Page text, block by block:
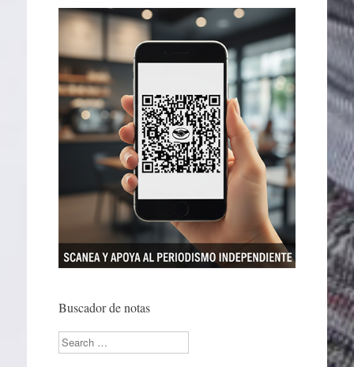
Buscador de notas
Search